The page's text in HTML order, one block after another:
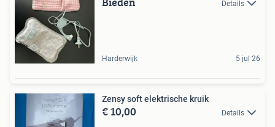
Details
Harderwijk 5 jul 26
Zensy soft elektrische kruik
€ 10,00 Details